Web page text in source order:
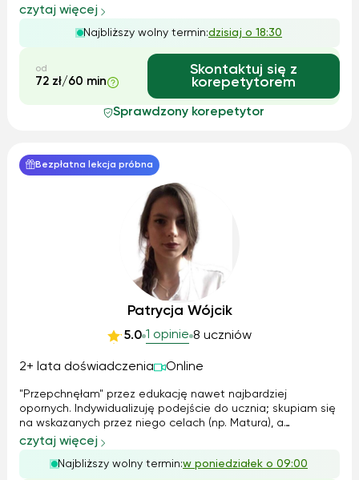
zdobyte wiadomości z gramatyki i literatury były dla ucznia
zrozumiałe i mógł sam wykorzystywać je w praktyce.
Zarówno rodzice jak i uc...
czytaj więcej
Najbliższy wolny termin:dzisiaj o 18:30
od
72 zł/60 min
Skontaktuj się z
korepetytorem
Sprawdzony korepetytor
Bezpłatna lekcja próbna
Patrycja Wójcik
5.0 1 opinie 8 uczniów
2+ lata doświadczenia Online
"Przepchnęłam" przez edukację nawet najbardziej
opornych. Indywidualizuję podejście do ucznia; skupiam się
na wskazanych przez niego celach (np. Matura), a
jednocześnie zachęcam do holistycznego rozwoju
humanistycznego, m. in. Pomagam wzbogacić zasób
słownictwa, zawsze służę dodatkowymi wskazaniami ...
czytaj więcej
Najbliższy wolny termin:w poniedziałek o 09:00